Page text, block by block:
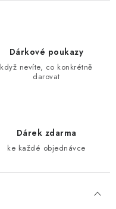
Dárkové poukazy
když nevíte, co konkrétně
darovat
Dárek zdarma
ke každé objednávce